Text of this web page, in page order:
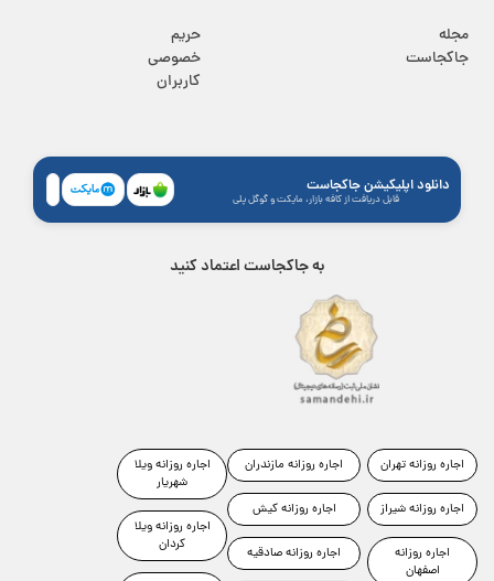
مجله
جاکجاست
حریم
خصوصی
کاربران
دانلود اپلیکیشن جاکجاست
قابل دریافت از کافه بازار، مایکت و گوگل پلی
به جاکجاست اعتماد کنید
اجاره روزانه تهران
اجاره روزانه شیراز
اجاره روزانه
اصفهان
اجاره روزانه مازندران
اجاره روزانه کیش
اجاره روزانه صادقیه
اجاره روزانه ویلا
شهریار
اجاره روزانه ویلا
کردان